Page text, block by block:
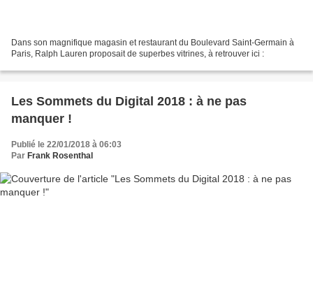
Dans son magnifique magasin et restaurant du Boulevard Saint-Germain à
Paris, Ralph Lauren proposait de superbes vitrines, à retrouver ici :
Les Sommets du Digital 2018 : à ne pas
manquer !
Publié le 22/01/2018 à 06:03
Par Frank Rosenthal